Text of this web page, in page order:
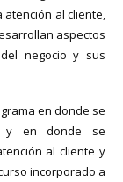
atención al cliente,
aspectos
negocio y sus
en donde se
y en donde se
al cliente y
incorporado a